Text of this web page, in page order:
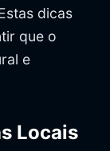
dicas
que o
e
Locais